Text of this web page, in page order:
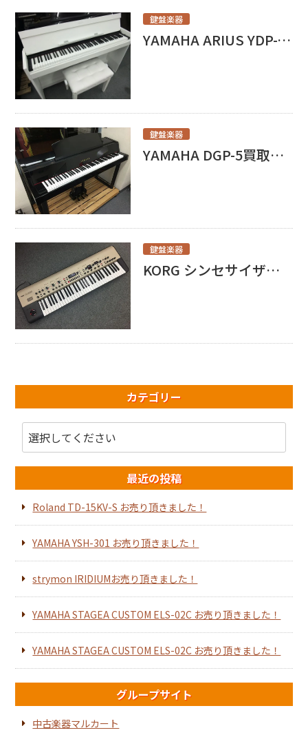
鍵盤楽器
YAMAHA ARIUS YDP-S51買取いたしました！
鍵盤楽器
YAMAHA DGP-5買取させて頂きました！
鍵盤楽器
KORG シンセサイザー KingKORG買取させて頂きました！
カテゴリー
最近の投稿
Roland TD-15KV-S お売り頂きました！
YAMAHA YSH-301 お売り頂きました！
strymon IRIDIUMお売り頂きました！
YAMAHA STAGEA CUSTOM ELS-02C お売り頂きました！
YAMAHA STAGEA CUSTOM ELS-02C お売り頂きました！
グループサイト
中古楽器マルカート